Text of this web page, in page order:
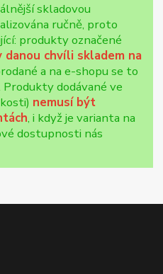
skladovou
ručně, proto
produkty označené
danou chvíli skladem na
a na e-shopu se to
dodávané ve
nemusí být
, i když je varianta na
dostupnosti nás